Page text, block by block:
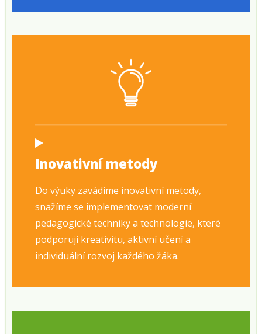
Inovativní metody
Do výuky zavádíme inovativní metody,
snažíme se implementovat moderní
pedagogické techniky a technologie, které
podporují kreativitu, aktivní učení a
individuální rozvoj každého žáka.